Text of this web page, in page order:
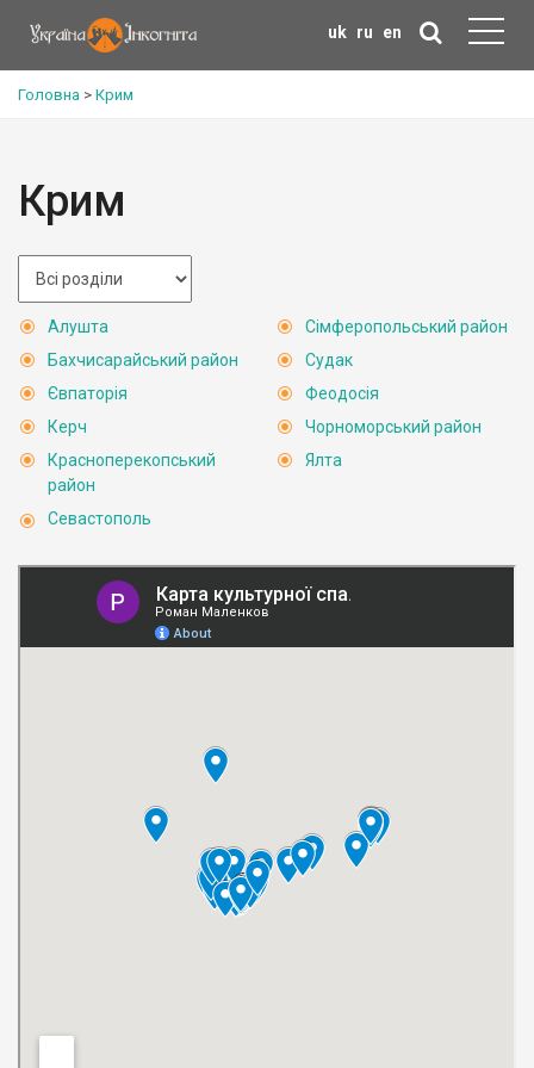
uk ru en
Головна > Крим
Крим
Алушта
Бахчисарайський район
Євпаторія
Керч
Красноперекопський
район
Севастополь
Сімферопольський район
Судак
Феодосія
Чорноморський район
Ялта